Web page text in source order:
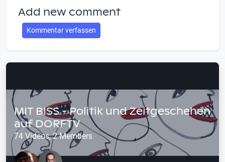
Add new comment
Kommentar verfassen
MIT BISS - Politik und Zeitgeschehen
auf DORFTV
74 Videos, 2 Members